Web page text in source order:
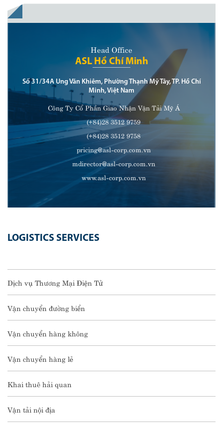
Head Office
ASL Hồ Chí Minh
Số 31/34A Ung Văn Khiêm, Phường Thạnh Mỹ Tây, TP. Hồ Chí
Minh, Việt Nam
Công Ty Cổ Phần Giao Nhận Vận Tải Mỹ Á
(+84)28 3512 9759
(+84)28 3512 9758
pricing@asl-corp.com.vn
mdirector@asl-corp.com.vn
www.asl-corp.com.vn
LOGISTICS SERVICES
Dịch vụ Thương Mại Điện Tử
Vận chuyển đường biển
Vận chuyển hàng không
Vận chuyển hàng lẻ
Khai thuê hải quan
Vận tải nội địa